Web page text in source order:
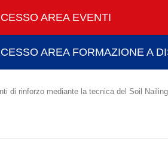
AREA EVENTI
AREA FORMAZIONE A
di rinforzo mediante la tecnica del Soil